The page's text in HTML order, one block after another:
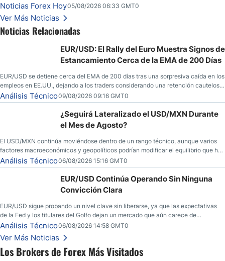
Los Brokers de Forex Más Visitados
llamadas de ganancias; el petróleo crudo cae por debajo de los $80 con nuevas
esperanzas; el dólar estadounidense continúa intentando estabilizarse frente al
yen; el peso mexicano ve un repunte a medida que las tasas caen en EE. UU.
Noticias Forex Hoy05/08/2026 06:33 GMT0
Ver Más Noticias
Noticias Relacionadas
EUR/USD: El Rally del Euro Muestra Signos de
Estancamiento Cerca de la EMA de 200 Días
EUR/USD se detiene cerca del EMA de 200 días tras una sorpresiva caída en los
empleos en EE.UU., dejando a los traders considerando una retención cautelosa
ante un fin de semana incierto.
Análisis Técnico09/08/2026 09:16 GMT0
¿Seguirá Lateralizado el USD/MXN Durante
el Mes de Agosto?
El USD/MXN continúa moviéndose dentro de un rango técnico, aunque varios
factores macroeconómicos y geopolíticos podrían modificar el equilibrio que ha
dominado al mercado en las últimas semanas.
Análisis Técnico06/08/2026 15:16 GMT0
EUR/USD Continúa Operando Sin Ninguna
Convicción Clara
EUR/USD sigue probando un nivel clave sin liberarse, ya que las expectativas
de la Fed y los titulares del Golfo dejan un mercado que aún carece de
convicción real.
Análisis Técnico06/08/2026 14:58 GMT0
Ver Más Noticias